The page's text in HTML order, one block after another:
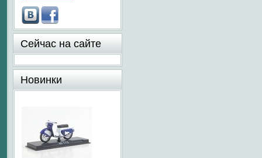
Сейчас на сайте
Новинки